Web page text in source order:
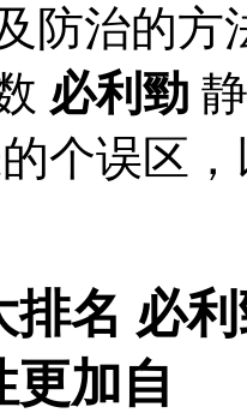
防治的
必利勁
个误区
排名 必
更加自